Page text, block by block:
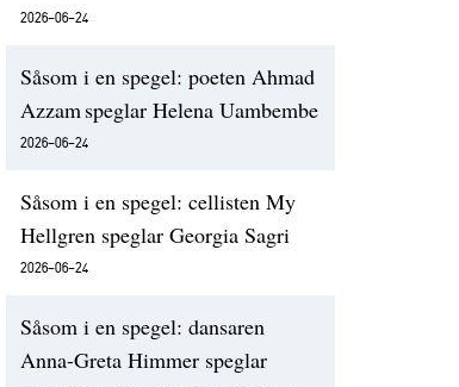
2026-06-24
Såsom i en spegel: poeten Ahmad
Azzam speglar Helena Uambembe
2026-06-24
Såsom i en spegel: cellisten My
Hellgren speglar Georgia Sagri
2026-06-24
Såsom i en spegel: dansaren
Anna-Greta Himmer speglar